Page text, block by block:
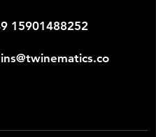
15901488252